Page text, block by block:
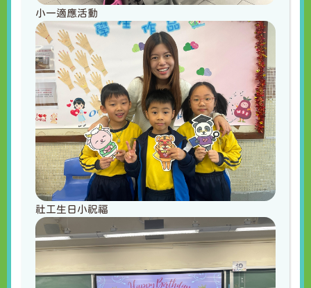
小一適應活動
社工生日小祝福